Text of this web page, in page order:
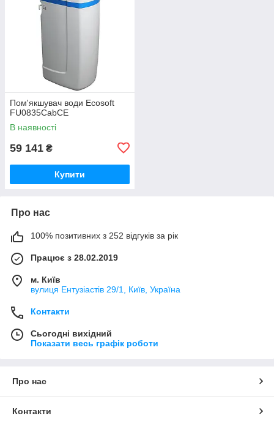
Пом'якшувач води Ecosoft
FU0835CabCE
В наявності
59 141 ₴
Купити
Про нас
100% позитивних з 252 відгуків за рік
Працює з 28.02.2019
м. Київ
вулиця Ентузіастів 29/1, Київ, Україна
Контакти
Сьогодні вихідний
Показати весь графік роботи
Про нас
Контакти